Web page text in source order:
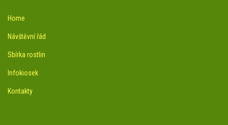
Home
Návštěvní řád
Sbírka rostlin
Infokiosek
Kontakty